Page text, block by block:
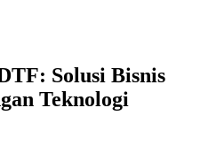
Solusi Bisnis
Teknologi